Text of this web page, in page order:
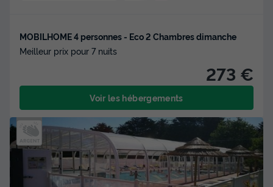
MOBILHOME 4 personnes - Eco 2 Chambres dimanche
Meilleur prix pour 7 nuits
273 €
Voir les hébergements